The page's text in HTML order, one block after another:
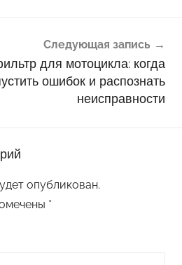
Следующая запись
для мотоцикла: когда
ошибок и распознать
неисправности
опубликован.
*